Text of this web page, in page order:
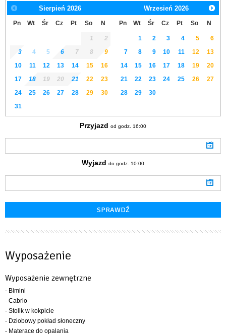
Sierpień 2026
Pn Wt Śr Cz Pt So N
1
2
3
4 5 6 7 8
9
10
11 12 13 14 15
16
17
18 19 20 21 22
23
24
25 26 27 28 29
30
31
Wrzesień 2026
Pn Wt Śr Cz Pt So N
1 2 3 4 5
6
7
8 9 10 11 12
13
14
15 16 17 18 19
20
21
22 23 24 25 26
27
28
29 30
Przyjazd od godz. 16:00
Wyjazd do godz. 10:00
Wyposażenie
Wyposażenie zewnętrzne
- Bimini
- Cabrio
- Stolik w kokpicie
- Dziobowy pokład słoneczny
- Materace do opalania